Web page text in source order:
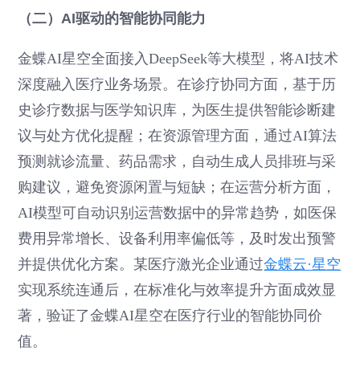
（二）AI驱动的智能协同能力
金蝶AI星空全面接入DeepSeek等大模型，将AI技术
深度融入医疗业务场景。在诊疗协同方面，基于历
史诊疗数据与医学知识库，为医生提供智能诊断建
议与处方优化提醒；在资源管理方面，通过AI算法
预测就诊流量、药品需求，自动生成人员排班与采
购建议，避免资源闲置与短缺；在运营分析方面，
AI模型可自动识别运营数据中的异常趋势，如医保
费用异常增长、设备利用率偏低等，及时发出预警
并提供优化方案。某医疗激光企业通过金蝶云·星空
实现系统连通后，在标准化与效率提升方面成效显
著，验证了金蝶AI星空在医疗行业的智能协同价
值。